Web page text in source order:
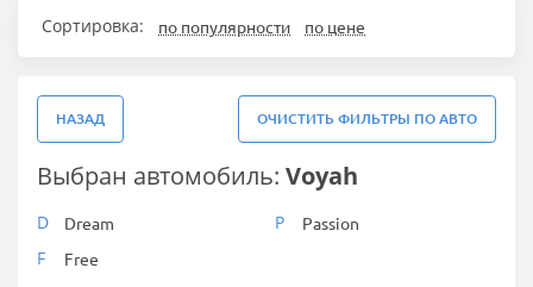
Сортировка: по популярности по цене
НАЗАД ОЧИСТИТЬ ФИЛЬТРЫ ПО АВТО
Выбран автомобиль: Voyah
D Dream
F Free
P Passion